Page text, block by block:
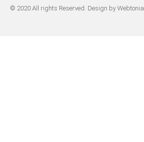
© 2020 All rights Reserved. Design by Webtonia